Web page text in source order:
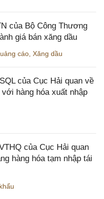
của Bộ Công Thương
giá bán xăng dầu
cáo Xăng dầu
của Cục Hải quan về
hàng hóa xuất nhập
của Cục Hải quan
hàng hóa tạm nhập tái